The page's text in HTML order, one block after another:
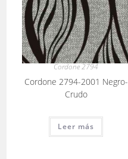
Cordone 2794
Cordone 2794-2001 Negro-
Crudo
Leer más